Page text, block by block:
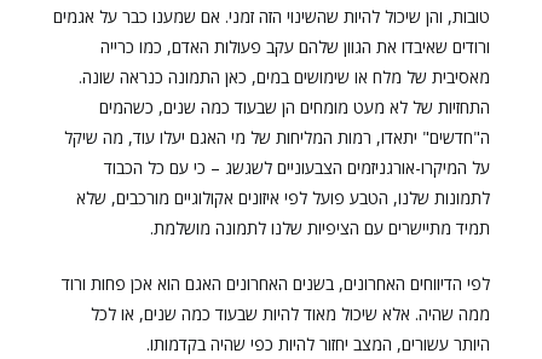
טובות, והן שיכול להיות שהשינוי הזה זמני. אם שמענו כבר על אגמים
ורודים שאיבדו את הגוון שלהם עקב פעולות האדם, כמו כרייה
מאסיבית של מלח או שימושים במים, כאן התמונה כנראה שונה.
התחזיות של לא מעט מומחים הן שבעוד כמה שנים, כשהמים
ה"חדשים" יתאדו, רמות המליחות של מי האגם יעלו עוד, מה שיקל
על המיקרו-אורגניזמים הצבעוניים לשגשג – כי עם כל הכבוד
לתמונות שלנו, הטבע פועל לפי איזונים אקולוגיים מורכבים, שלא
תמיד מתיישרים עם הציפיות שלנו לתמונה מושלמת.
לפי הדיווחים האחרונים, בשנים האחרונים האגם הוא אכן פחות ורוד
ממה שהיה. אלא שיכול מאוד להיות שבעוד כמה שנים, או לכל
היותר עשורים, המצב יחזור להיות כפי שהיה בקדמותו.